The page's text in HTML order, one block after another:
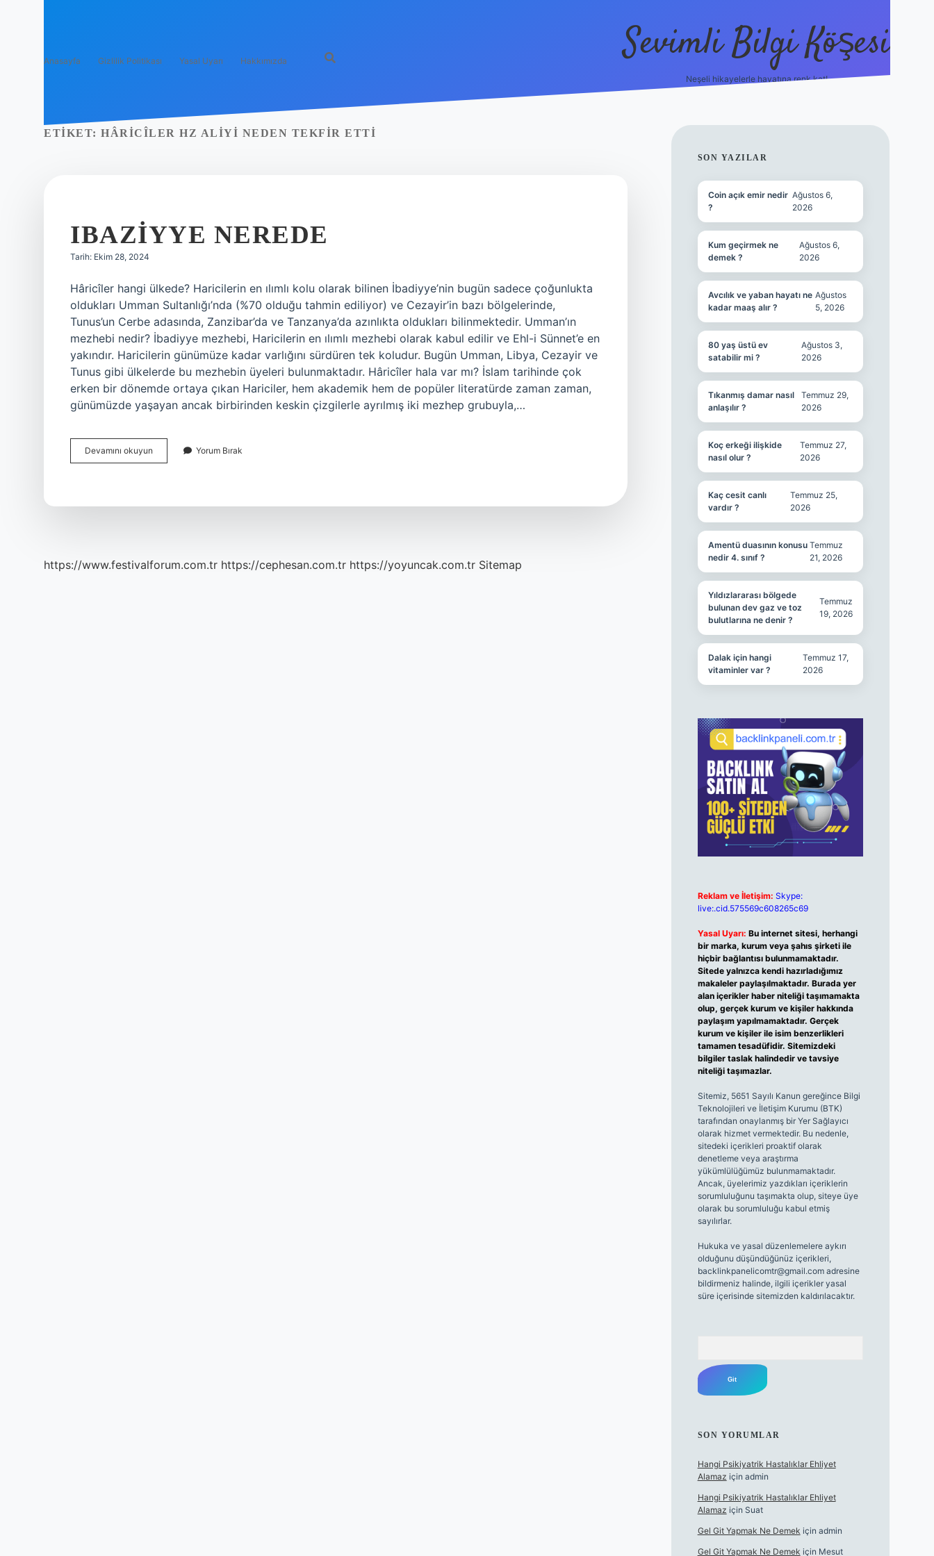
Anasayfa Gizlilik Politikası Yasal Uyarı Hakkımızda Sevimli Bilgi Köşesi
Neşeli hikayelerle hayatına renk kat!
ETIKET: HÂRICÎLER HZ ALIYI NEDEN TEKFIR ETTI
IBAZIYYE NEREDE
Tarih: Ekim 28, 2024
Hâricîler hangi ülkede? Haricilerin en ılımlı kolu olarak bilinen İbadiyye’nin bugün sadece çoğunlukta
oldukları Umman Sultanlığı’nda (%70 olduğu tahmin ediliyor) ve Cezayir’in bazı bölgelerinde,
Tunus’un Cerbe adasında, Zanzibar’da ve Tanzanya’da azınlıkta oldukları bilinmektedir. Umman’ın
mezhebi nedir? İbadiyye mezhebi, Haricilerin en ılımlı mezhebi olarak kabul edilir ve Ehl-i Sünnet’e en
yakındır. Haricilerin günümüze kadar varlığını sürdüren tek koludur. Bugün Umman, Libya, Cezayir ve
Tunus gibi ülkelerde bu mezhebin üyeleri bulunmaktadır. Hâricîler hala var mı? İslam tarihinde çok
erken bir dönemde ortaya çıkan Hariciler, hem akademik hem de popüler literatürde zaman zaman,
günümüzde yaşayan ancak birbirinden keskin çizgilerle ayrılmış iki mezhep grubuyla,…
Devamını okuyun Ibaziyye
Nerede
Yorum Bırak
https://www.festivalforum.com.tr https://cephesan.com.tr https://yoyuncak.com.tr Sitemap
SIDEBAR
SON YAZILAR
Coin açık emir nedir
?
Ağustos 6,
2026
Kum geçirmek ne
demek ?
Ağustos 6,
2026
Avcılık ve yaban hayatı ne
kadar maaş alır ?
Ağustos
5, 2026
80 yaş üstü ev
satabilir mi ?
Ağustos 3,
2026
Tıkanmış damar nasıl
anlaşılır ?
Temmuz 29,
2026
Koç erkeği ilişkide
nasıl olur ?
Temmuz 27,
2026
Kaç cesit canlı
vardır ?
Temmuz 25,
2026
Amentü duasının konusu
nedir 4. sınıf ?
Temmuz
21, 2026
Yıldızlararası bölgede
bulunan dev gaz ve toz
bulutlarına ne denir ?
Temmuz
19, 2026
Dalak için hangi
vitaminler var ?
Temmuz 17,
2026
Reklam ve İletişim: Skype:
live:.cid.575569c608265c69
Yasal Uyarı: Bu internet sitesi, herhangi
bir marka, kurum veya şahıs şirketi ile
hiçbir bağlantısı bulunmamaktadır.
Sitede yalnızca kendi hazırladığımız
makaleler paylaşılmaktadır. Burada yer
alan içerikler haber niteliği taşımamakta
olup, gerçek kurum ve kişiler hakkında
paylaşım yapılmamaktadır. Gerçek
kurum ve kişiler ile isim benzerlikleri
tamamen tesadüfidir. Sitemizdeki
bilgiler taslak halindedir ve tavsiye
niteliği taşımazlar.
Sitemiz, 5651 Sayılı Kanun gereğince Bilgi
Teknolojileri ve İletişim Kurumu (BTK)
tarafından onaylanmış bir Yer Sağlayıcı
olarak hizmet vermektedir. Bu nedenle,
sitedeki içerikleri proaktif olarak
denetleme veya araştırma
yükümlülüğümüz bulunmamaktadır.
Ancak, üyelerimiz yazdıkları içeriklerin
sorumluluğunu taşımakta olup, siteye üye
olarak bu sorumluluğu kabul etmiş
sayılırlar.
Hukuka ve yasal düzenlemelere aykırı
olduğunu düşündüğünüz içerikleri,
backlinkpanelicomtr@gmail.comadresine
bildirmeniz halinde, ilgili içerikler yasal
süre içerisinde sitemizden kaldırılacaktır.
SON YORUMLAR
Hangi Psikiyatrik Hastalıklar Ehliyet
Alamaz için admin
Hangi Psikiyatrik Hastalıklar Ehliyet
Alamaz için Suat
Gel Git Yapmak Ne Demek için admin
Gel Git Yapmak Ne Demek için Mesut
hiltonbet güncel giriş